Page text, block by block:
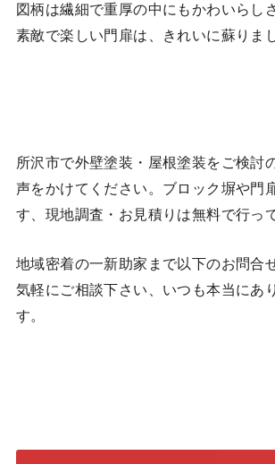
図柄は繊細で重厚の中にもかわいらし
素敵で楽しい門扉は、きれいに蘇りま
所沢市で外壁塗装・屋根塗装をご検討
声をかけてください。ブロック塀や門
す、現地調査・お見積りは無料で行っ
地域密着の一新助家まで以下のお問合
気軽にご相談下さい、いつも本当にあ
す。